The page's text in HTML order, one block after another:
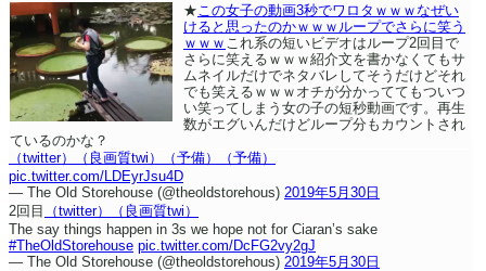
★ この女子の動画3秒でワロタｗｗｗなぜい
けると思ったのかｗｗｗループでさらに笑う
ｗｗｗ これ系の短いビデオはループ2回目で
さらに笑えるｗｗｗ紹介文を書かなくてもサ
ムネイルだけでネタバレしてそうだけどそれ
でも笑えるｗｗｗオチが分かっててもついつ
い笑ってしまう女の子の短秒動画です。再生
数がエグいんだけどループ分もカウントされ
ているのかな？
（twitter）
（良画質twi） （予備）
（予備）
pic.twitter.com/LDEyrJsu4D
— The Old Storehouse (@theoldstorehous) 2019年5月30日
2回目
（twitter）
（良画質twi）
The say things happen in 3s we hope not for Ciaran’s sake
#TheOldStorehouse pic.twitter.com/DcFG2vy2gJ
— The Old Storehouse (@theoldstorehous) 2019年5月30日